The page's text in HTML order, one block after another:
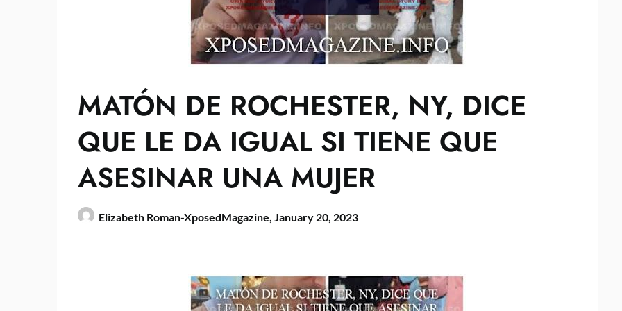
MATÓN DE ROCHESTER, NY, DICE
QUE LE DA IGUAL SI TIENE QUE
ASESINAR UNA MUJER
Elizabeth Roman-XposedMagazine, January 20, 2023